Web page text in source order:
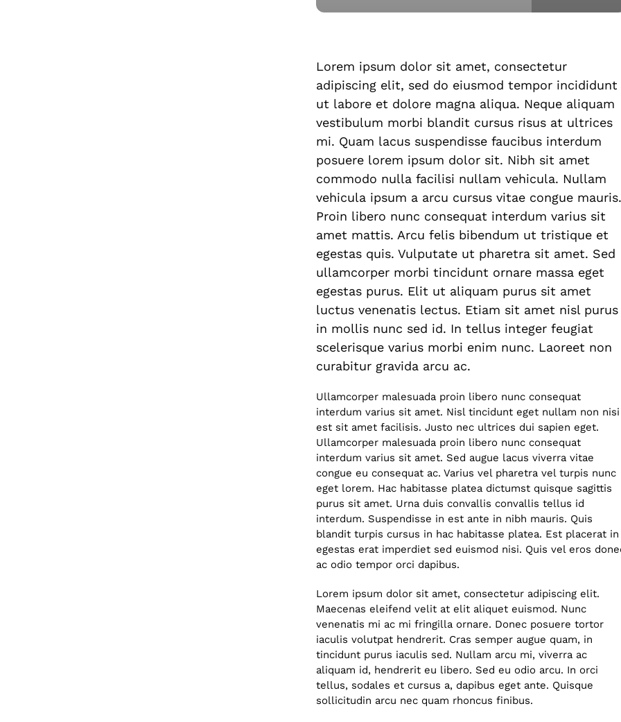
Lorem ipsum dolor sit amet, consectetur
adipiscing elit, sed do eiusmod tempor incididunt
ut labore et dolore magna aliqua. Neque aliquam
vestibulum morbi blandit cursus risus at ultrices
mi. Quam lacus suspendisse faucibus interdum
posuere lorem ipsum dolor sit. Nibh sit amet
commodo nulla facilisi nullam vehicula. Nullam
vehicula ipsum a arcu cursus vitae congue mauris.
Proin libero nunc consequat interdum varius sit
amet mattis. Arcu felis bibendum ut tristique et
egestas quis. Vulputate ut pharetra sit amet. Sed
ullamcorper morbi tincidunt ornare massa eget
egestas purus. Elit ut aliquam purus sit amet
luctus venenatis lectus. Etiam sit amet nisl purus
in mollis nunc sed id. In tellus integer feugiat
scelerisque varius morbi enim nunc. Laoreet non
curabitur gravida arcu ac.
Ullamcorper malesuada proin libero nunc consequat
interdum varius sit amet. Nisl tincidunt eget nullam non nisi
est sit amet facilisis. Justo nec ultrices dui sapien eget.
Ullamcorper malesuada proin libero nunc consequat
interdum varius sit amet. Sed augue lacus viverra vitae
congue eu consequat ac. Varius vel pharetra vel turpis nunc
eget lorem. Hac habitasse platea dictumst quisque sagittis
purus sit amet. Urna duis convallis convallis tellus id
interdum. Suspendisse in est ante in nibh mauris. Quis
blandit turpis cursus in hac habitasse platea. Est placerat in
egestas erat imperdiet sed euismod nisi. Quis vel eros
ac odio tempor orci dapibus.
Lorem ipsum dolor sit amet, consectetur adipiscing elit.
Maecenas eleifend velit at elit aliquet euismod. Nunc
venenatis mi ac mi fringilla ornare. Donec posuere tortor
iaculis volutpat hendrerit. Cras semper augue quam, in
tincidunt purus iaculis sed. Nullam arcu mi, viverra ac
aliquam id, hendrerit eu libero. Sed eu odio arcu. In orci
tellus, sodales et cursus a, dapibus eget ante. Quisque
sollicitudin arcu nec quam rhoncus finibus.